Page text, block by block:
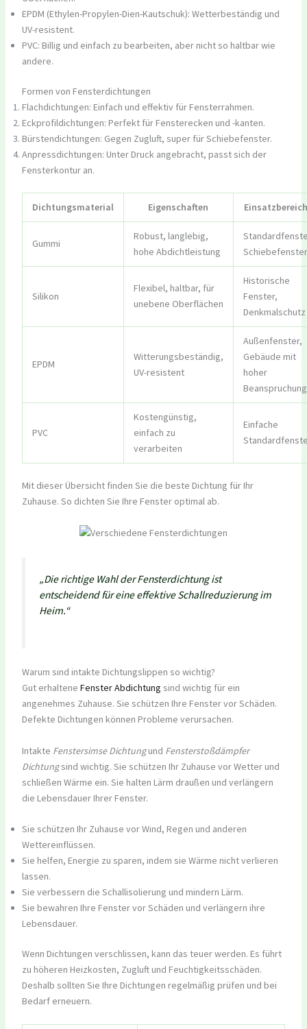
EPDM (Ethylen-Propylen-Dien-Kautschuk): Wetterbeständig und
UV-resistent.
PVC: Billig und einfach zu bearbeiten, aber nicht so haltbar wie
andere.
Formen von Fensterdichtungen
Flachdichtungen: Einfach und effektiv für Fensterrahmen.
Eckprofildichtungen: Perfekt für Fensterecken und -kanten.
Bürstendichtungen: Gegen Zugluft, super für Schiebefenster.
Anpressdichtungen: Unter Druck angebracht, passt sich der
Fensterkontur an.
Dichtungsmaterial Eigenschaften
Gummi
Robust, langlebig,
hohe Abdichtleistung
Schiebefenster
Silikon
Flexibel, haltbar, für
unebene Oberflächen
Historische
Fenster,
Denkmalschutz
EPDM
Witterungsbeständig,
UV-resistent
Außenfenster,
Gebäude mit
hoher
Beanspruchung
PVC
Kostengünstig,
einfach zu
verarbeiten
Einfache
Mit dieser Übersicht finden Sie die beste Dichtung für Ihr
Zuhause. So dichten Sie Ihre Fenster optimal ab.
„Die richtige Wahl der Fensterdichtung ist
entscheidend für eine effektive Schallreduzierung im
Heim.“
Warum sind intakte Dichtungslippen so wichtig?
Gut erhaltene Fenster Abdichtung sind wichtig für ein
angenehmes Zuhause. Sie schützen Ihre Fenster vor Schäden.
Defekte Dichtungen können Probleme verursachen.
Intakte Fenstersimse Dichtungund Fensterstoßdämpfer
Dichtungsind wichtig. Sie schützen Ihr Zuhause vor Wetter und
schließen Wärme ein. Sie halten Lärm draußen und verlängern
die Lebensdauer Ihrer Fenster.
Sie schützen Ihr Zuhause vor Wind, Regen und anderen
Wettereinflüssen.
Sie helfen, Energie zu sparen, indem sie Wärme nicht verlieren
lassen.
Sie verbessern die Schallisolierung und mindern Lärm.
Sie bewahren Ihre Fenster vor Schäden und verlängern ihre
Lebensdauer.
Wenn Dichtungen verschlissen, kann das teuer werden. Es führt
zu höheren Heizkosten, Zugluft und Feuchtigkeitsschäden.
Deshalb sollten Sie Ihre Dichtungen regelmäßig prüfen und bei
Bedarf erneuern.